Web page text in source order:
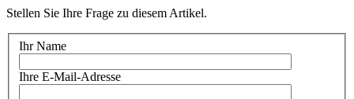
Stellen Sie Ihre Frage zu diesem Artikel.
Ihr Name
Ihre E-Mail-Adresse